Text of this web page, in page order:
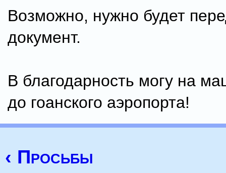
Возможно, нужно будет
документ.
В благодарность могу на
до гоанского аэропорта!
‹ Просьбы